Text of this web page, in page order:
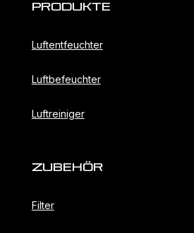
Produkte
Luftentfeuchter
Luftbefeuchter
Luftreiniger
ZubehöR
Filter